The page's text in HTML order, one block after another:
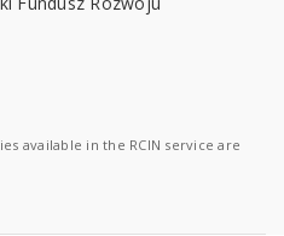
available in the RCIN service are